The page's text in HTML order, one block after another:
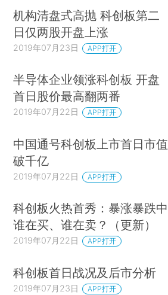
机构清盘式高抛 科创板第二
日仅两股开盘上涨
2019年07月23日 APP打开
半导体企业领涨科创板 开盘
首日股价最高翻两番
2019年07月22日 APP打开
中国通号科创板上市首日市值
破千亿
2019年07月22日 APP打开
科创板火热首秀：暴涨暴跌中
谁在买、谁在卖？（更新）
2019年07月22日 APP打开
科创板首日战况及后市分析
2019年07月23日 APP打开